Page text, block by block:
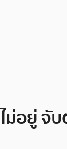
อยู่ จั